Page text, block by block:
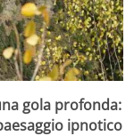
gola profonda:
ipnotico